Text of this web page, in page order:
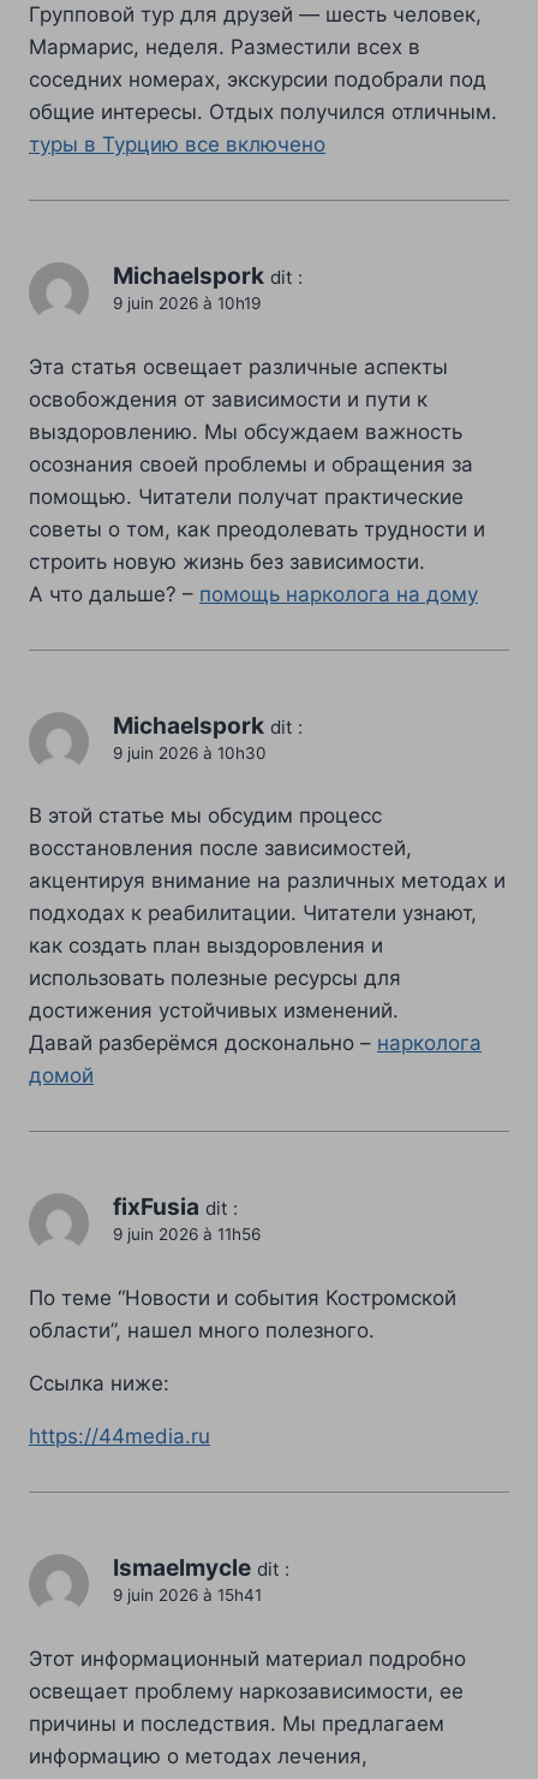
Групповой тур для друзей — шесть человек,
Мармарис, неделя. Разместили всех в
соседних номерах, экскурсии подобрали под
общие интересы. Отдых получился отличным.
туры в Турцию все включено
Michaelspork dit :
9 juin 2026 à 10h19
Эта статья освещает различные аспекты
освобождения от зависимости и пути к
выздоровлению. Мы обсуждаем важность
осознания своей проблемы и обращения за
помощью. Читатели получат практические
советы о том, как преодолевать трудности и
строить новую жизнь без зависимости.
А что дальше? – помощь нарколога на дому
Michaelspork dit :
9 juin 2026 à 10h30
В этой статье мы обсудим процесс
восстановления после зависимостей,
акцентируя внимание на различных методах и
подходах к реабилитации. Читатели узнают,
как создать план выздоровления и
использовать полезные ресурсы для
достижения устойчивых изменений.
Давай разберёмся досконально – нарколога
домой
fixFusia dit :
9 juin 2026 à 11h56
По теме “Новости и события Костромской
области”, нашел много полезного.
Ссылка ниже:
https://44media.ru
Ismaelmycle dit :
9 juin 2026 à 15h41
Этот информационный материал подробно
освещает проблему наркозависимости, ее
причины и последствия. Мы предлагаем
информацию о методах лечения,